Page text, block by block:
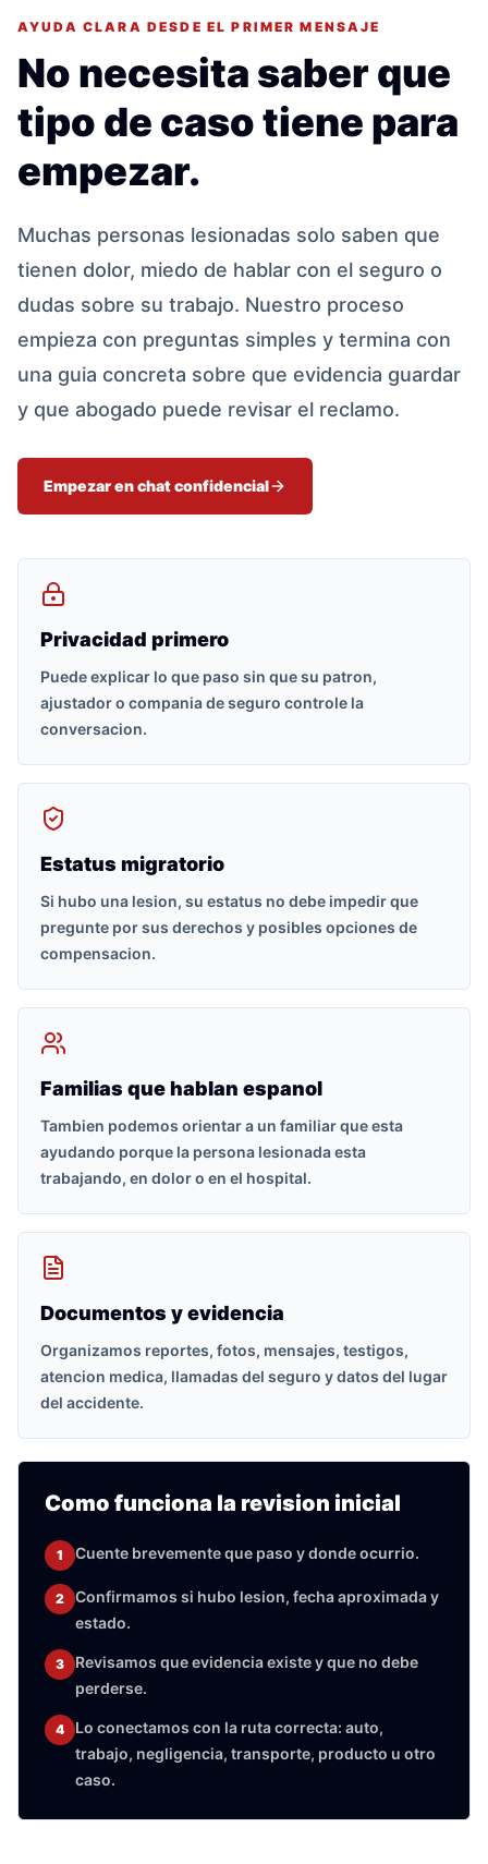
AYUDA CLARA DESDE EL PRIMER MENSAJE
No necesita saber que
tipo de caso tiene para
empezar.
Muchas personas lesionadas solo saben que
tienen dolor, miedo de hablar con el seguro o
dudas sobre su trabajo. Nuestro proceso
empieza con preguntas simples y termina con
una guia concreta sobre que evidencia guardar
y que abogado puede revisar el reclamo.
Empezar en chat confidencial
Privacidad primero
Puede explicar lo que paso sin que su patron,
ajustador o compania de seguro controle la
conversacion.
Estatus migratorio
Si hubo una lesion, su estatus no debe impedir que
pregunte por sus derechos y posibles opciones de
compensacion.
Familias que hablan espanol
Tambien podemos orientar a un familiar que esta
ayudando porque la persona lesionada esta
trabajando, en dolor o en el hospital.
Documentos y evidencia
Organizamos reportes, fotos, mensajes, testigos,
atencion medica, llamadas del seguro y datos del lugar
del accidente.
Como funciona la revision inicial
1 Cuente brevemente que paso y donde ocurrio.
2
Confirmamos si hubo lesion, fecha aproximada y
estado.
3
Revisamos que evidencia existe y que no debe
perderse.
4
Lo conectamos con la ruta correcta: auto,
trabajo, negligencia, transporte, producto u otro
caso.